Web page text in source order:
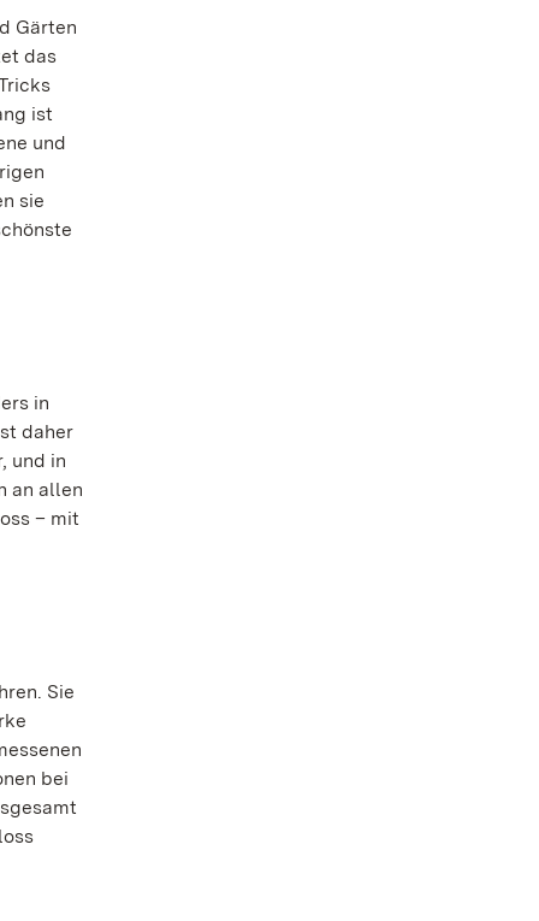
Gärten
das
ist
und
sie
in
daher
und in
an allen
– mit
Sie
bei